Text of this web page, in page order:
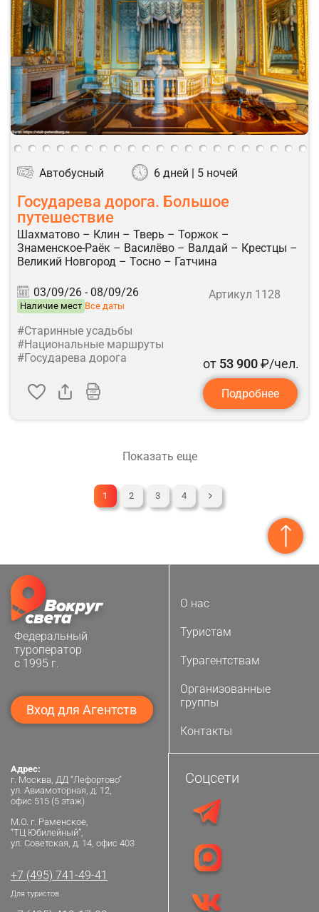
Автобусный 6 дней | 5 ночей
Государева дорога. Большое
путешествие
Шахматово – Клин – Тверь – Торжок –
Знаменское-Раёк – Василёво – Валдай – Крестцы –
Великий Новгород – Тосно – Гатчина
03/09/26 - 08/09/26
Наличие мест Все даты
Артикул 1128
#Старинные усадьбы
#Национальные маршруты
#Государева дорога
от 53 900₽/чел.
Подробнее
1 2 3 4
Показать еще
Федеральный
туроператор
с 1995 г.
Вход для Агентств
О нас
Туристам
Турагентствам
Организованные
группы
Контакты
Адрес:
г. Москва, ДД “Лефортово”
ул. Авиамоторная, д. 12,
офис 515 (5 этаж)
М.О. г. Раменское,
“ТЦ Юбилейный”,
ул. Советская, д. 14, офис 403
+7 (495) 741-49-41
Для туристов
Соцсети